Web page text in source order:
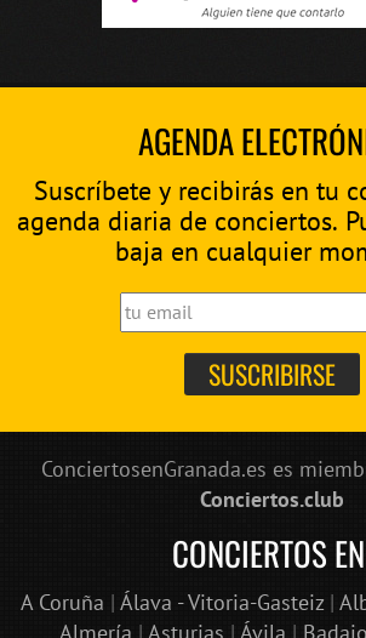
AGENDA
Suscríbete y recibirás en tu
agenda diaria de conciertos.
baja en cualquier
ConciertosenGranada.es es
Conciertos.club
CONCIERTOS
A Coruña | Álava - Vitoria-Gasteiz|